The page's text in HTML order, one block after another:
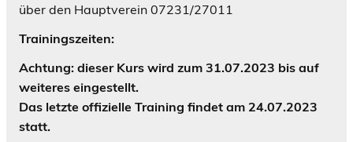
über den Hauptverein 07231/27011
Trainingszeiten:
Achtung: dieser Kurs wird zum 31.07.2023 bis auf
weiteres eingestellt.
Das letzte offizielle Training findet am 24.07.2023
statt.